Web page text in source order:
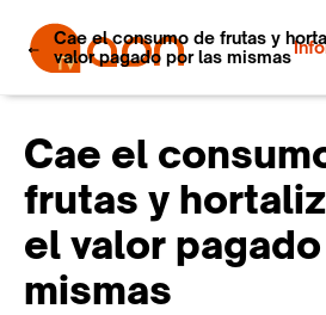
Cae el consumo de frutas y
valor pagado por las mismas
Cae el
frutas y
el valor
mismas